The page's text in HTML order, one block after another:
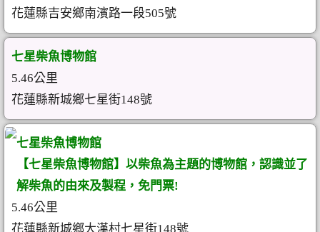
花蓮縣吉安鄉南濱路一段505號
七星柴魚博物館
5.46公里
花蓮縣新城鄉七星街148號
七星柴魚博物館
【七星柴魚博物館】以柴魚為主題的博物館，認識並了
解柴魚的由來及製程，免門票!
5.46公里
花蓮縣新城鄉大漢村七星街148號